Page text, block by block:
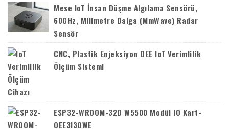
Mese IoT İnsan Düşme Algılama Sensörü,
60GHz, Milimetre Dalga (mmWave) Radar
Sensör
CNC, Plastik Enjeksiyon OEE IoT Verimlilik
Ölçüm Sistemi
ESP32-WROOM-32D W5500 Modül IO Kart-
OEE3I3OWE